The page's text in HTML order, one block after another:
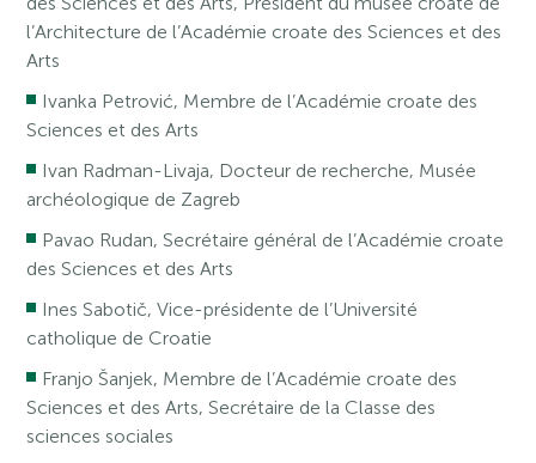
l’Architecture de l’Académie croate des Sciences et des
Arts
Ivanka Petrović, Membre de l’Académie croate des
Sciences et des Arts
Ivan Radman-Livaja, Docteur de recherche, Musée
archéologique de Zagreb
Pavao Rudan, Secrétaire général de l’Académie croate
des Sciences et des Arts
Ines Sabotič, Vice-présidente de l’Université
catholique de Croatie
Franjo Šanjek, Membre de l’Académie croate des
Sciences et des Arts, Secrétaire de la Classe des
sciences sociales